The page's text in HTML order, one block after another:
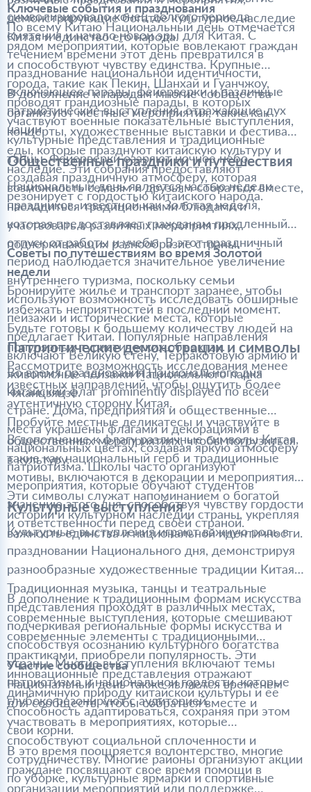
демонстрирующие богатое культурное наследие
Китая и единство его народа.
символизировало конец долгого периода
смятения и начало новой эры для Китая. С
течением времени этот день превратился в
празднование национальной идентичности,
включающее парады, фейерверки и различные
патриотические выступления, отражающие дух
нации.
Ключевые события и празднования
По всему Китаю Национальный день отмечается
рядом мероприятий, которые вовлекают граждан
и способствуют чувству единства. Крупные
города, такие как Пекин, Шанхай и Гуанчжоу,
проводят грандиозные парады, в которых
участвуют военные показательные выступления,
культурные представления и традиционные
танцы. Фейерверки озаряют ночное небо,
создавая праздничную атмосферу, которая
резонирует с гордостью китайского народа.
В дополнение к парадам многие сообщества
организуют местные мероприятия, такие как
концерты, художественные выставки и фестивали
еды, которые празднуют китайскую культуру и
наследие. Эти собрания предоставляют
возможность семьям и друзьям собраться вместе,
насладиться традиционными блюдами и
участвовать в различных мероприятиях,
подчеркивающих разнообразие страны.
Общественные праздники и путешествия
Национальный день является частью недели
праздников, известной как Золотая неделя,
которая предоставляет гражданам продленный
отпуск от работы и учебы. В этот праздничный
период наблюдается значительное увеличение
внутреннего туризма, поскольку семьи
используют возможность исследовать обширные
пейзажи и исторические места, которые
предлагает Китай. Популярные направления
включают Великую стену, Терракотовую армию и
живописные пейзажи Национального парка
Чжанцзяцзе.
Советы по путешествиям во время Золотой
недели
Бронируйте жилье и транспорт заранее, чтобы
избежать неприятностей в последний момент.
Будьте готовы к большему количеству людей на
популярных туристических объектах.
Рассмотрите возможность исследования менее
известных направлений, чтобы ощутить более
аутентичную сторону Китая.
Пробуйте местные деликатесы и участвуйте в
общественных мероприятиях, чтобы погрузиться
в культуру.
Патриотические демонстрации и символы
Во время празднования Национального дня
китайский флаг prominently displayed по всей
стране. Дома, предприятия и общественные
места украшены флагами и декорациями в
национальных цветах, создавая яркую атмосферу
патриотизма. Школы часто организуют
мероприятия, которые обучают студентов
значению этого дня, способствуя чувству гордости
и ответственности перед своей страной.
В дополнение к флагу различные символы Китая,
такие как национальный герб и традиционные
мотивы, включаются в декорации и мероприятия.
Эти символы служат напоминанием о богатой
истории и культурном наследии страны, укрепляя
важность единства и национальной идентичности.
Культурные выступления
Культурные выступления играют важную роль в
праздновании Национального дня, демонстрируя
разнообразные художественные традиции Китая.
Традиционная музыка, танцы и театральные
представления проходят в различных местах,
подчеркивая региональные формы искусства и
способствуя осознанию культурного богатства
страны. Многие выступления включают темы
патриотизма и национальной гордости, которые
глубоко резонируют с аудиторией.
В дополнение к традиционным формам искусства
современные выступления, которые смешивают
современные элементы с традиционными
практиками, приобрели популярность. Эти
инновационные представления отражают
динамичную природу китайской культуры и ее
способность адаптироваться, сохраняя при этом
свои корни.
Участие сообщества
Национальный день также является временем
для сообществ, чтобы собраться вместе и
участвовать в мероприятиях, которые
способствуют социальной сплоченности и
сотрудничеству. Многие районы организуют акции
по уборке, культурные ярмарки и спортивные
В это время поощряется волонтерство, многие
граждане посвящают свое время помощи в
организации мероприятий или поддержке